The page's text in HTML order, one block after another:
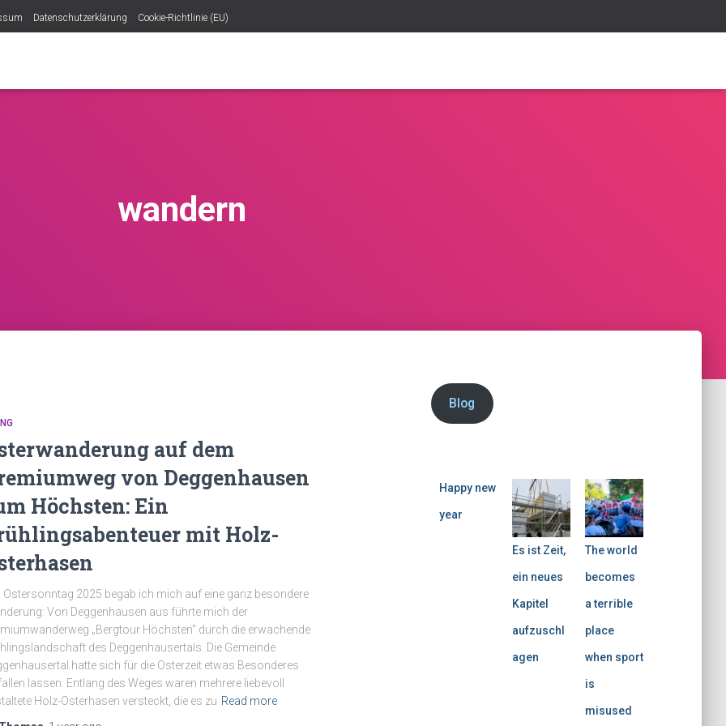
Datenschutzerklärung Cookie-Richtlinie (EU)
wandern
auf dem
von Deggenhausen
Höchsten: Ein
mit Holz-
Ostersonntag 2025 begab ich mich auf eine ganz besondere
Von Deggenhausen aus führte mich der
„Bergtour Höchsten“ durch die erwachende
des Deggenhausertals. Die Gemeinde
hatte sich für die Osterzeit etwas Besonderes
lassen: Entlang des Weges waren mehrere liebevoll
Holz-Osterhasen versteckt, die es zu Read more
Blog
Happy new
year
Es ist Zeit,
ein neues
Kapitel
aufzuschl
agen
The world
becomes
a terrible
place
when sport
is
misused